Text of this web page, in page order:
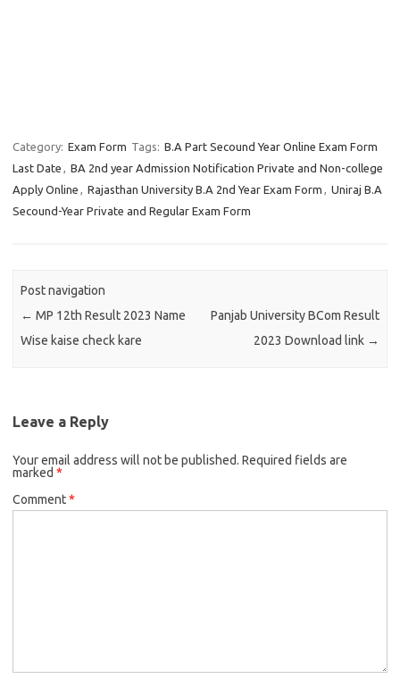
Category: Exam Form Tags: B.A Part Secound Year Online Exam Form
Last Date , BA 2nd year Admission Notification Private and Non-college
Apply Online , Rajasthan University B.A 2nd Year Exam Form , Uniraj B.A
Secound-Year Private and Regular Exam Form
Post navigation
← MP 12th Result 2023 Name
Wise kaise check kare
Panjab University BCom Result
2023 Download link →
Leave a Reply
Your email address will not be published. Required fields are
marked *
Comment*